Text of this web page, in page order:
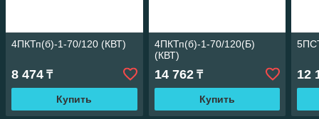
4ПКТп(б)-1-70/120 (КВТ)
8 474 ₸
Купить
4ПКТп(б)-1-70/120(Б)
(КВТ)
14 762₸
Купить
12